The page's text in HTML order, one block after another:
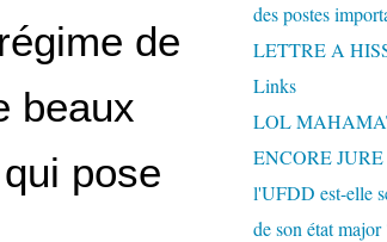
de
beaux
pose
des postes
LETTRE A
Links
LOL
ENCORE
l'UFDD est-elle
de son état major